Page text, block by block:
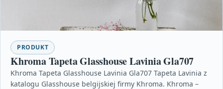
PRODUKT
Khroma Tapeta Glasshouse Lavinia Gla707
Khroma Tapeta Glasshouse Lavinia Gla707 Tapeta Lavinia z
katalogu Glasshouse belgijskiej firmy Khroma. Khroma –